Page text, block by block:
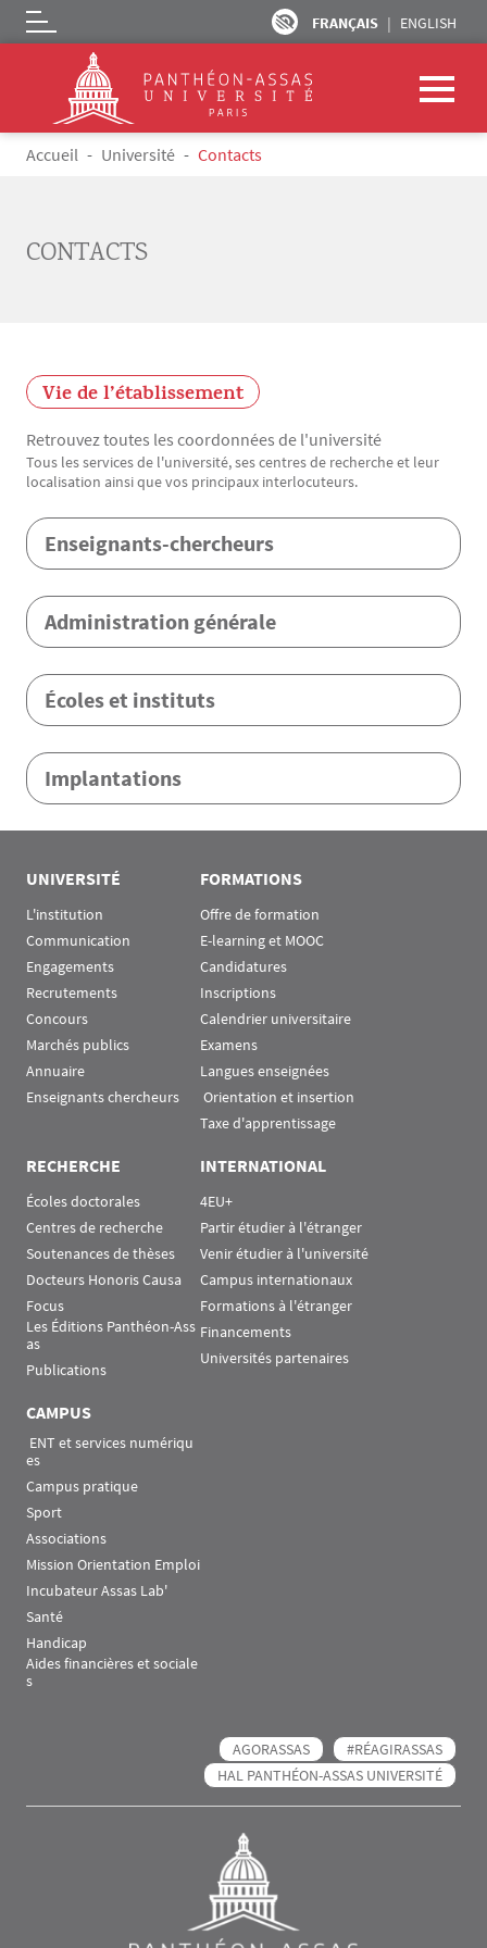
Aller au contenu principal
FRANÇAIS ENGLISH
Logo
Fil d'Ariane
Accueil Université Contacts
CONTACTS
Vie de l’établissement
Retrouvez toutes les coordonnées de l'université
Texte
Tous les services de l'université, ses centres de recherche et leur
localisation ainsi que vos principaux interlocuteurs.
Menu Assas
Enseignants-chercheurs
Administration générale
Écoles et instituts
Implantations
UNIVERSITÉ
L'institution
Communication
Engagements
Recrutements
Concours
Marchés publics
Annuaire
Enseignants chercheurs
FORMATIONS
Offre de formation
E-learning et MOOC
Candidatures
Inscriptions
Calendrier universitaire
Examens
Langues enseignées
Orientation et insertion
Taxe d'apprentissage
RECHERCHE
Écoles doctorales
Centres de recherche
Soutenances de thèses
Docteurs Honoris Causa
Focus
Les Éditions Panthéon-Ass
as
Publications
INTERNATIONAL
4EU+
Partir étudier à l'étranger
Venir étudier à l'université
Campus internationaux
Formations à l'étranger
Financements
Universités partenaires
CAMPUS
es
Campus pratique
Sport
Associations
Mission Orientation Emploi
Incubateur Assas Lab'
Santé
Handicap
Aides financières et sociale
s
AGORASSAS
#RÉAGIRASSAS
HAL PANTHÉON-ASSAS UNIVERSITÉ